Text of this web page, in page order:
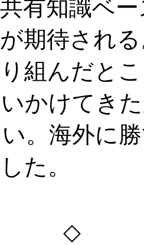
有知識ベ
期待され
組んだと
かけてき
。海外に
た。
◇